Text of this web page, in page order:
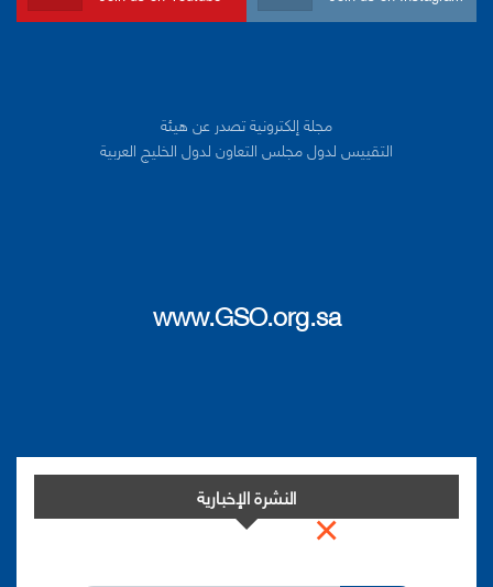
مجلة إلكترونية تصدر عن هيئة
التقييس لدول مجلس التعاون لدول الخليج العربية
www.GSO.org.sa
النشرة الإخبارية
×